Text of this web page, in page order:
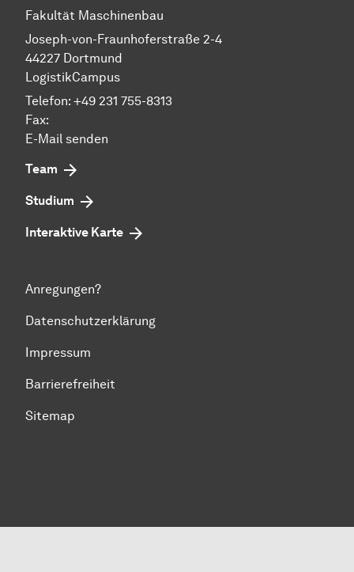
Fakultät Maschinenbau
Joseph-von-Fraunhoferstraße 2-4
44227 Dortmund
LogistikCampus
Telefon: +49 231 755-8313
Fax:
E-Mail senden
Team
Studium
Interaktive Karte
Anregungen?
Datenschutzerklärung
Impressum
Barrierefreiheit
Sitemap